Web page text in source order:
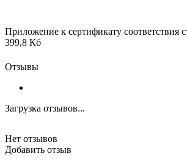
Приложение к сертификату соответствия
399,8 Кб
Отзывы
Загрузка отзывов...
Нет отзывов
Добавить отзыв